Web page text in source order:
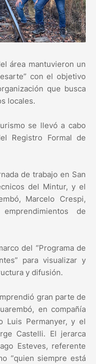
área mantuvieron un
con el objetivo
que busca
locales.
se llevó a cabo
Registro Formal de
de trabajo en San
del Mintur, y el
Marcelo Crespi,
de
del “Programa de
para visualizar y
y difusión.
gran parte de
en compañía
Luis Permanyer, y el
Castelli. El jerarca
Esteves, referente
“quien siempre está